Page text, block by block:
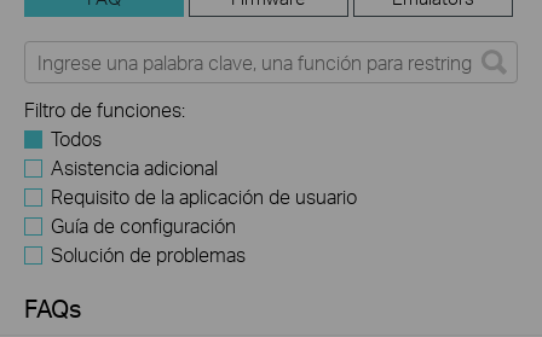
Filtro de funciones:
Todos
Asistencia adicional
Requisito de la aplicación de usuario
Guía de configuración
Solución de problemas
FAQs